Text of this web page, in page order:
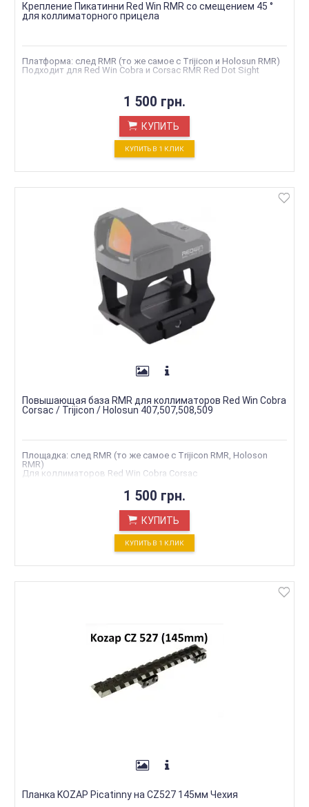
Крепление Пикатинни Red Win RMR со смещением 45 °
для коллиматорного прицела
Платформа: след RMR (то же самое с Trijicon и Holosun RMR)
Подходит для Red Win Cobra и Corsac RMR Red Dot Sight
1 500 грн.
КУПИТЬ
КУПИТЬ В 1 КЛИК
Повышающая база RMR для коллиматоров Red Win Cobra
Corsac / Trijicon / Holosun 407,507,508,509
Площадка: след RMR (то же самое с Trijicon RMR, Holoson
RMR)
Для коллиматоров Red Win Cobra Corsac
1 500 грн.
КУПИТЬ
КУПИТЬ В 1 КЛИК
Планка KOZAP Picatinny на CZ527 145мм Чехия